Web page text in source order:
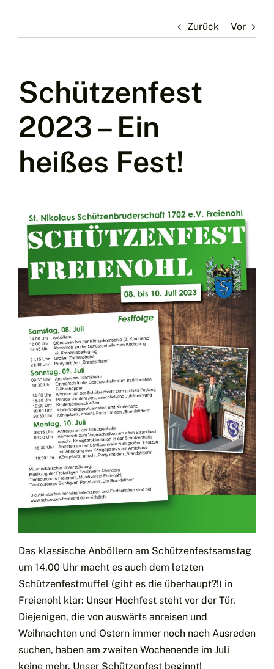
Zurück Vor
Schützenfest
2023 – Ein
heißes Fest!
Das klassische Anböllern am Schützenfestsamstag
um 14.00 Uhr macht es auch dem letzten
Schützenfestmuffel (gibt es die überhaupt?!) in
Freienohl klar: Unser Hochfest steht vor der Tür.
Diejenigen, die von auswärts anreisen und
Weihnachten und Ostern immer noch nach Ausreden
suchen, haben am zweiten Wochenende im Juli
keine mehr. Unser Schützenfest beginnt!